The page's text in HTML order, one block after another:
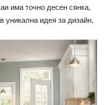
има точно десен сянка,
уникална идея за дизайн.